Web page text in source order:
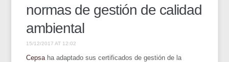
normas de gestión de calidad
ambiental
15/12/2017 AT 12:02
Cepsa ha adaptado sus certificados de gestión de la